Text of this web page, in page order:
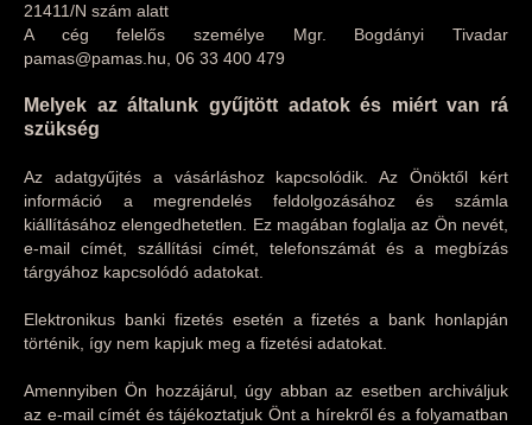
21411/N szám alatt
A cég felelős személye Mgr. Bogdányi Tivadar
pamas@pamas.hu, 06 33 400 479
Melyek az általunk gyűjtött adatok és miért van rá
szükség
Az adatgyűjtés a vásárláshoz kapcsolódik. Az Önöktől kért
információ a megrendelés feldolgozásához és számla
kiállításához elengedhetetlen. Ez magában foglalja az Ön nevét,
e-mail címét, szállítási címét, telefonszámát és a megbízás
tárgyához kapcsolódó adatokat.
Elektronikus banki fizetés esetén a fizetés a bank honlapján
történik, így nem kapjuk meg a fizetési adatokat.
Amennyiben Ön hozzájárul, úgy abban az esetben archiváljuk
az e-mail címét és tájékoztatjuk Önt a hírekről és a folyamatban